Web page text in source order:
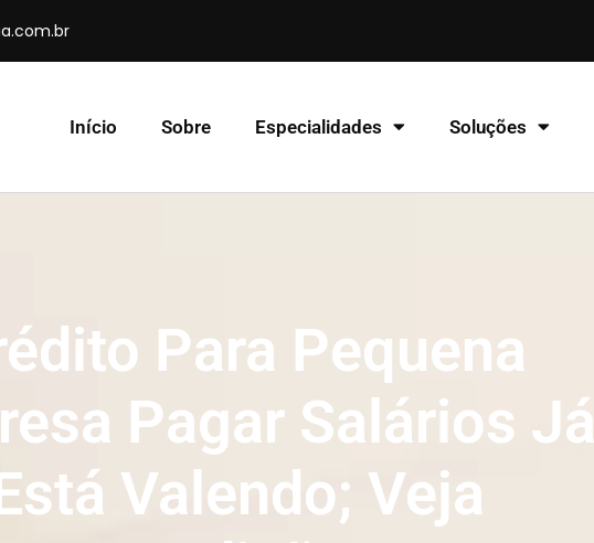
Início Sobre Especialidades Soluções
Para Pequena
Pagar Salários Já
Valendo; Veja